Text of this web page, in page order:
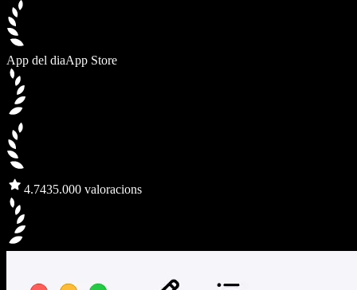
App del diaApp Store
4.7435.000 valoracions